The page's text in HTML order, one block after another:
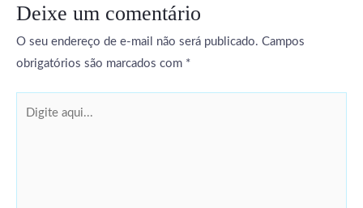
Deixe um comentário
O seu endereço de e-mail não será publicado. Campos
obrigatórios são marcados com *